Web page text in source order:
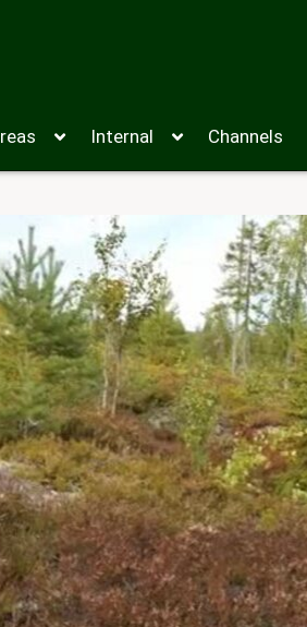
Internal Channels